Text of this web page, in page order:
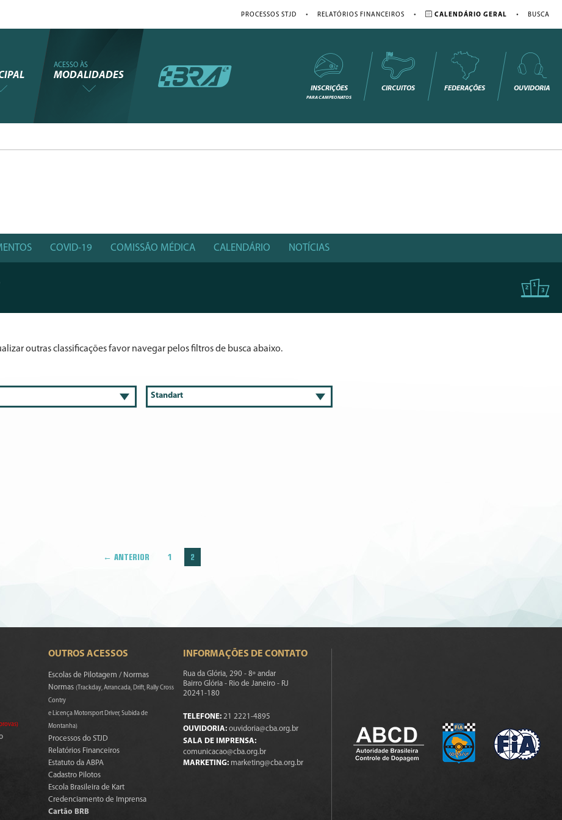
PROCESSOS STJD • RELATÓRIOS FINANCEIROS • CALENDÁRIO GERAL • BUSCA
ACESSO ÀS
MODALIDADES
INSCRIÇÕES
PARA CAMPEONATOS
CIRCUITOS FEDERAÇÕES OUVIDORIA
COVID-19 COMISSÃO MÉDICA CALENDÁRIO NOTÍCIAS
outras classificações favor navegar pelos filtros de busca abaixo.
← ANTERIOR 1 2
OUTROS ACESSOS
Escolas de Pilotagem / Normas
Normas(Trackday, Arrancada, Drift, Rally Cross
Contry
e Licença Motorsport Driver, Subida de
Montanha)
Processos do STJD
Relatórios Financeiros
Estatuto da ABPA
Cadastro Pilotos
Escola Brasileira de Kart
Credenciamento de Imprensa
Cartão BRB
INFORMAÇÕES DE CONTATO
Rua da Glória, 290 - 8º andar
Bairro Glória - Rio de Janeiro - RJ
20241-180
TELEFONE: 21 2221-4895
OUVIDORIA: ouvidoria@cba.org.br
SALA DE IMPRENSA:
comunicacao@cba.org.br
MARKETING: marketing@cba.org.br